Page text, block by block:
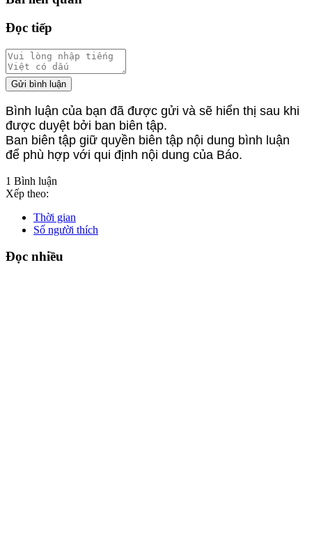
Đọc tiếp
Gửi bình luận
Bình luận của bạn đã được gửi và sẽ hiển thị sau khi
được duyệt bởi ban biên tập.
Ban biên tập giữ quyền biên tập nội dung bình luận
để phù hợp với qui định nội dung của Báo.
1 Bình luận
Xếp theo:
Thời gian
Số người thích
Đọc nhiều